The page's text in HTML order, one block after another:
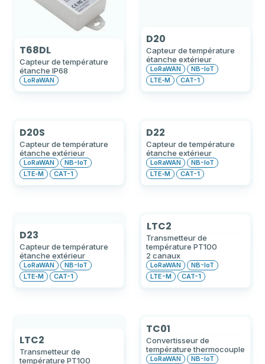
Capteur de température
étanche IP68
LoRaWAN
T68DL
Capteur de température
étanche extérieur
LoRaWAN
NB-IoT
LTE‑M
CAT-1
D20
Capteur de température
étanche extérieur
LoRaWAN
NB-IoT
LTE‑M
CAT-1
D20S
Capteur de température
étanche extérieur
LoRaWAN
NB-IoT
LTE‑M
CAT-1
D22
Capteur de température
étanche extérieur
LoRaWAN
NB-IoT
LTE‑M
CAT-1
D23
Transmetteur de
température PT100
2 canaux
LoRaWAN
NB-IoT
LTE-M
CAT-1
LTC2
Transmetteur de
température PT100
LTC2
Convertisseur de
température thermocouple
LoRaWAN
NB-IoT
TC01